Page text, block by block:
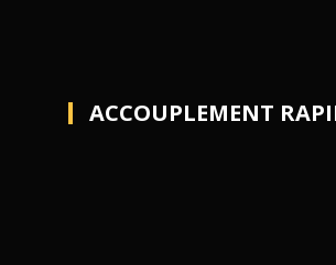
ACCOUPLEMENT